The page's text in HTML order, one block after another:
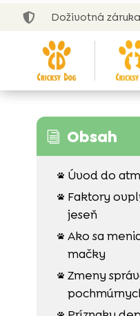
 Doživotná záruka
i Obsah
 Úvod do

Faktory
jeseň
 Ako sa
mačky
 Zmeny
